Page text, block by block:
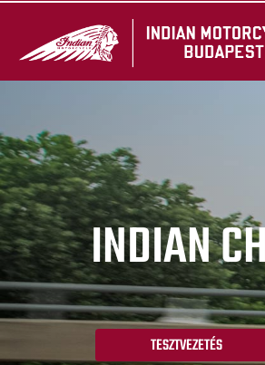
INDIAN
TESZTVEZETÉS